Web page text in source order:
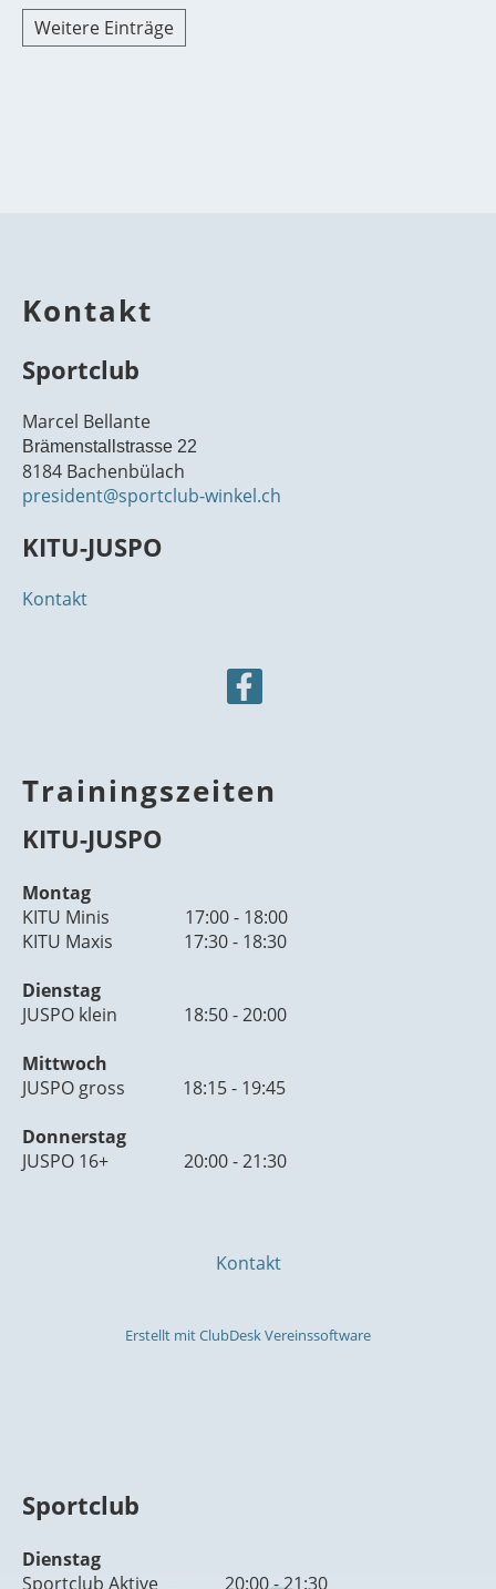
Weitere Einträge
Kontakt
Sportclub
Marcel Bellante
Brämenstallstrasse 22
8184 Bachenbülach
president@sportclub-winkel.ch
KITU-JUSPO
Kontakt
Trainingszeiten
KITU-JUSPO
Montag
KITU Minis 17:00 - 18:00
KITU Maxis 17:30 - 18:30
Dienstag
JUSPO klein 18:50 - 20:00
Mittwoch
JUSPO gross 18:15 - 19:45
Donnerstag
JUSPO 16+ 20:00 - 21:30
Kontakt
Erstellt mit ClubDesk Vereinssoftware
Sportclub
Dienstag
Sportclub Aktive 20:00 - 21:30